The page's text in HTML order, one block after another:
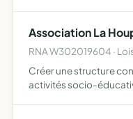
Association La
RNA W302019604 ·
Créer une structure
activités socio-